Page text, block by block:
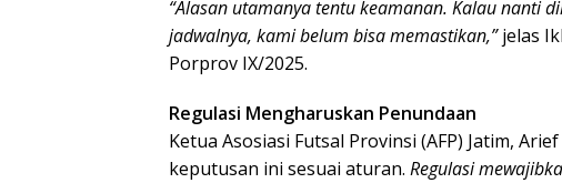
“Alasan utamanya tentu keamanan. Kalau nanti
jadwalnya, kami belum bisa memastikan,”jelas
Porprov IX/2025.
Regulasi Mengharuskan Penundaan
Ketua Asosiasi Futsal Provinsi (AFP) Jatim,
keputusan ini sesuai aturan. Regulasi